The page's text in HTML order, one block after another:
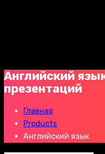
Английский
презентаций
Главная
Products
Английский язык